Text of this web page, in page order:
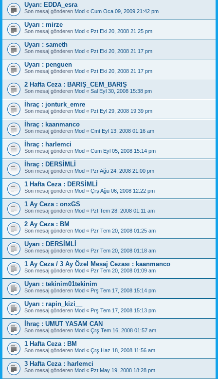
Uyarı: EDDA_esra
Son mesaj gönderen Mod « Cum Oca 09, 2009 21:42 pm
Uyarı : mirze
Son mesaj gönderen Mod « Pzt Eki 20, 2008 21:25 pm
Uyarı : sameth
Son mesaj gönderen Mod « Pzt Eki 20, 2008 21:17 pm
Uyarı : penguen
Son mesaj gönderen Mod « Pzt Eki 20, 2008 21:17 pm
2 Hafta Ceza : BARIŞ_CEM_BARIŞ
Son mesaj gönderen Mod « Sal Eyl 30, 2008 15:38 pm
İhraç : jonturk_emre
Son mesaj gönderen Mod « Pzt Eyl 29, 2008 19:39 pm
İhraç : kaanmanco
Son mesaj gönderen Mod « Cmt Eyl 13, 2008 01:16 am
İhraç : harlemci
Son mesaj gönderen Mod « Cum Eyl 05, 2008 15:14 pm
İhraç : DERSİMLİ
Son mesaj gönderen Mod « Pzr Ağu 24, 2008 21:00 pm
1 Hafta Ceza : DERSİMLİ
Son mesaj gönderen Mod « Çrş Ağu 06, 2008 12:22 pm
1 Ay Ceza : onxGS
Son mesaj gönderen Mod « Pzt Tem 28, 2008 01:11 am
2 Ay Ceza : BM
Son mesaj gönderen Mod « Pzr Tem 20, 2008 01:25 am
Uyarı : DERSİMLİ
Son mesaj gönderen Mod « Pzr Tem 20, 2008 01:18 am
1 Ay Ceza / 3 Ay Özel Mesaj Cezası : kaanmanco
Son mesaj gönderen Mod « Pzr Tem 20, 2008 01:09 am
Uyarı : tekinim01tekinim
Son mesaj gönderen Mod « Prş Tem 17, 2008 15:14 pm
Uyarı : rapin_kizi__
Son mesaj gönderen Mod « Prş Tem 17, 2008 15:13 pm
İhraç : UMUT YASAM CAN
Son mesaj gönderen Mod « Çrş Tem 16, 2008 01:57 am
1 Hafta Ceza : BM
Son mesaj gönderen Mod « Çrş Haz 18, 2008 11:56 am
3 Hafta Ceza : harlemci
Son mesaj gönderen Mod « Pzt May 19, 2008 18:28 pm